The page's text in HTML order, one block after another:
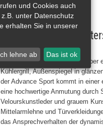
Dynamisch und
Die Ausstattungslinie verfügt über
Kühlergrill, Außenspiegel in
der Advance Sport kommt in
eine hochwertige Anmutung
Velourskunstleder und grauem
Mittelarmlehne und
das Ansprechverhalten der
und Cookies auch
unter Datenschutz
erhalten Sie in unserer
lehne ab Das ist ok